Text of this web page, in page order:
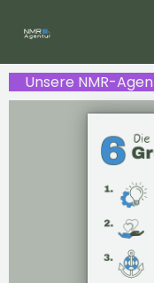
Unsere NMR-